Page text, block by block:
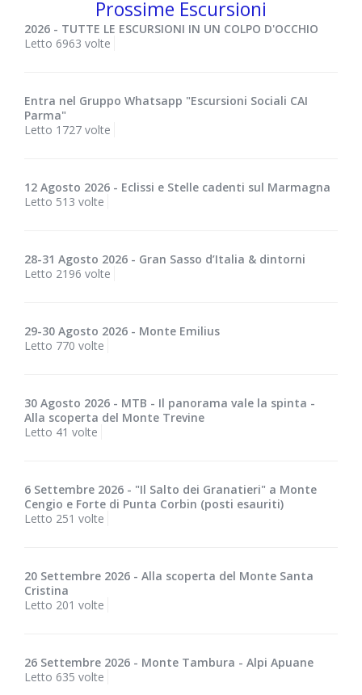
Prossime Escursioni
2026 - TUTTE LE ESCURSIONI IN UN COLPO D'OCCHIO
Letto 6963 volte
Entra nel Gruppo Whatsapp "Escursioni Sociali CAI
Parma"
Letto 1727 volte
12 Agosto 2026 - Eclissi e Stelle cadenti sul Marmagna
Letto 513 volte
28-31 Agosto 2026 - Gran Sasso d’Italia & dintorni
Letto 2196 volte
29-30 Agosto 2026 - Monte Emilius
Letto 770 volte
30 Agosto 2026 - MTB - Il panorama vale la spinta -
Alla scoperta del Monte Trevine
Letto 41 volte
6 Settembre 2026 - "Il Salto dei Granatieri" a Monte
Cengio e Forte di Punta Corbin (posti esauriti)
Letto 251 volte
20 Settembre 2026 - Alla scoperta del Monte Santa
Cristina
Letto 201 volte
26 Settembre 2026 - Monte Tambura - Alpi Apuane
Letto 635 volte